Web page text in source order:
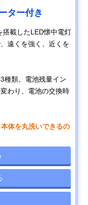
ター付き
搭載したLED懐中電灯
遠くを強く、近くを
種類。電池残量イン
わり、電池の交換時
本体を丸洗いできるの